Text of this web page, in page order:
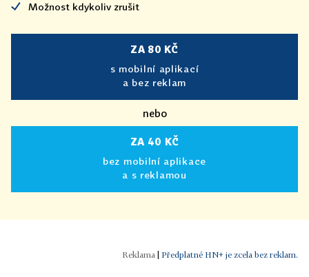
Možnost kdykoliv zrušit
ZA 80 KČ
s mobilní aplikací
a bez reklam
nebo
ZA 40 KČ
bez mobilní aplikace
a s reklamou
Předplatné HN+ je zcela bez reklam.